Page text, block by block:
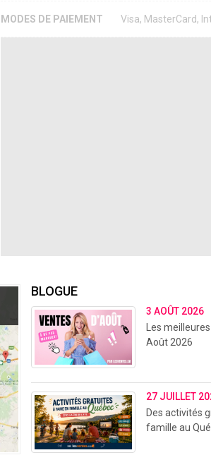
MODES DE PAIEMENT Visa, MasterCard,
BLOGUE
3 AOÛT 2026
Les
Août 2026
27 JUILLET
Des activités
famille au